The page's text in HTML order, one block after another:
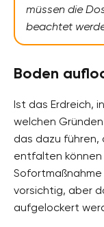
müssen die
beachtet
Boden
Ist das Erdreich,
welchen
das dazu führen,
entfalten können
vorsichtig, aber
aufgelockert